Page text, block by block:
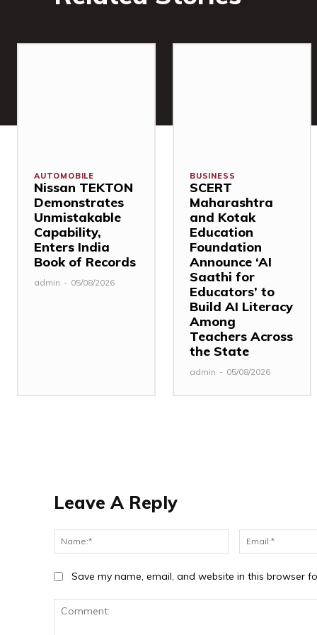
AUTOMOBILE
Nissan TEKTON
Demonstrates
Unmistakable
Capability,
Enters India
Book of Records
admin - 05/08/2026
BUSINESS
SCERT
Maharashtra
and Kotak
Education
Foundation
Announce ‘AI
Saathi for
Educators’ to
Build AI Literacy
Among
Teachers Across
the State
admin - 05/08/2026
Leave A Reply
Name:*
Save my name, email, and website in this browser